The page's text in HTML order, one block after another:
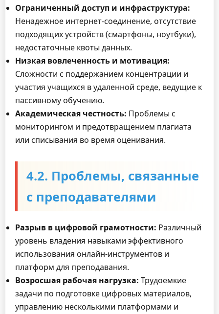
Ограниченный доступ и инфраструктура:
Ненадежное интернет-соединение, отсутствие
подходящих устройств (смартфоны, ноутбуки),
недостаточные квоты данных.
Низкая вовлеченность и мотивация:
Сложности с поддержанием концентрации и
участия учащихся в удаленной среде, ведущие к
пассивному обучению.
Академическая честность: Проблемы с
мониторингом и предотвращением плагиата
или списывания во время оценивания.
4.2. Проблемы, связанные
с преподавателями
Разрыв в цифровой грамотности: Различный
уровень владения навыками эффективного
использования онлайн-инструментов и
платформ для преподавания.
Возросшая рабочая нагрузка: Трудоемкие
задачи по подготовке цифровых материалов,
управлению несколькими платформами и